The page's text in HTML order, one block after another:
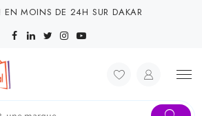
EN MOINS DE 24H SUR DAKAR